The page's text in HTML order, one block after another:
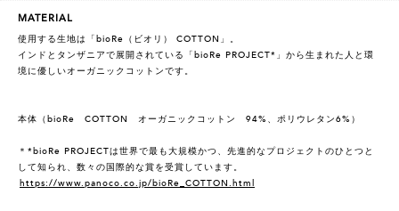
MATERIAL
使用する生地は「bioRe（ビオリ） COTTON」。
インドとタンザニアで展開されている「bioRe PROJECT*」から生まれた人と環
境に優しいオーガニックコットンです。
本体（bioRe COTTON オーガニックコットン 94%、ポリウレタン6%）
＊*bioRe PROJECTは世界で最も大規模かつ、先進的なプロジェクトのひとつと
して知られ、数々の国際的な賞を受賞しています。
https://www.panoco.co.jp/bioRe_COTTON.html